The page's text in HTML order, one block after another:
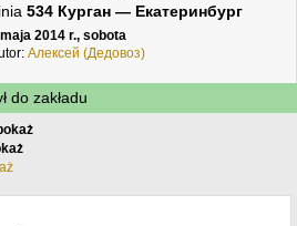
534 Курган — Екатеринбург
2014 r., sobota
Алексей (Дедовоз)
do zakładu